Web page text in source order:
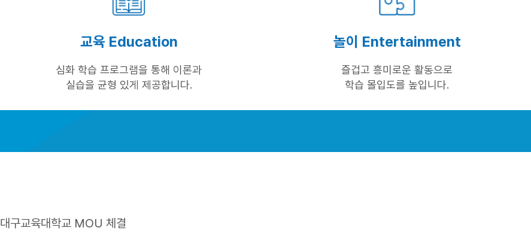
교육 Education
심화 학습 프로그램을 통해 이론과
실습을 균형 있게 제공합니다.
놀이 Entertainment
즐겁고 흥미로운 활동으로
학습 몰입도를 높입니다.
대구교육대학교 MOU 체결